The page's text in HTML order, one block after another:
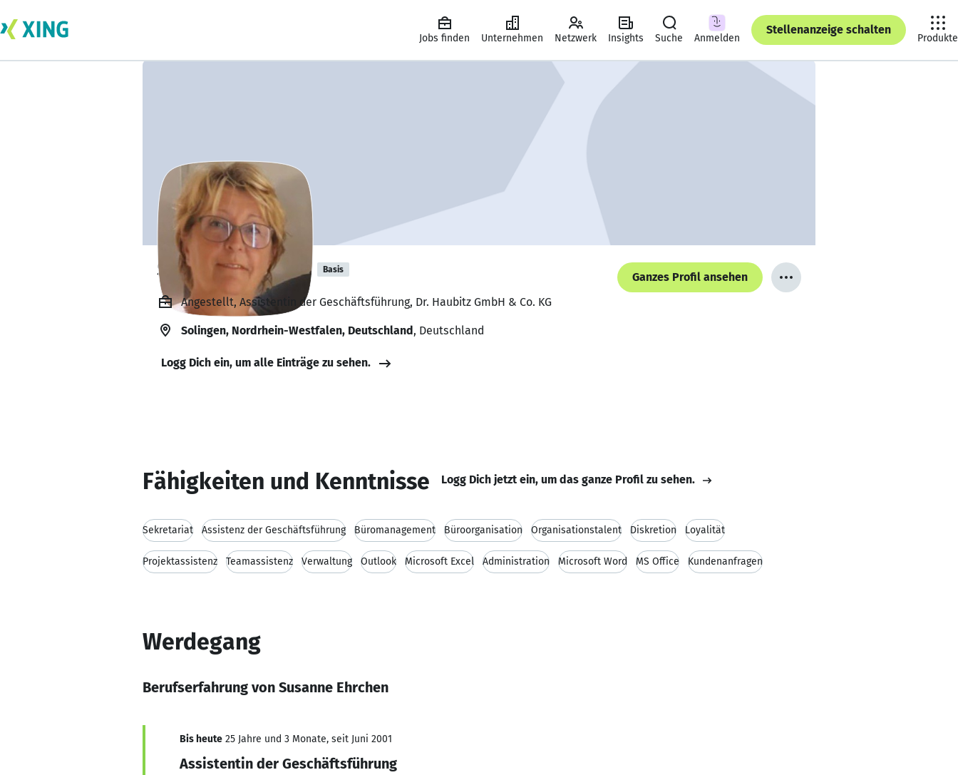
Jobs finden Unternehmen Netzwerk Insights Suche Anmelden
Stellenanzeige schalten
Produkte
Susanne Ehrchen Basis
Ganzes Profil ansehen
Angestellt, Assistentin der Geschäftsführung, Dr. Haubitz GmbH & Co. KG
Solingen, Nordrhein-Westfalen, Deutschland, Deutschland
Logg Dich ein, um alle Einträge zu sehen.
Fähigkeiten und Kenntnisse Logg Dich jetzt ein, um das ganze Profil zu sehen.
Sekretariat Assistenz der Geschäftsführung Büromanagement Büroorganisation Organisationstalent Diskretion Loyalität
Projektassistenz Teamassistenz Verwaltung Outlook Microsoft Excel Administration Microsoft Word MS Office Kundenanfragen
Werdegang
Berufserfahrung von Susanne Ehrchen
Bis heute 25 Jahre und 3 Monate, seit Juni 2001
Assistentin der Geschäftsführung